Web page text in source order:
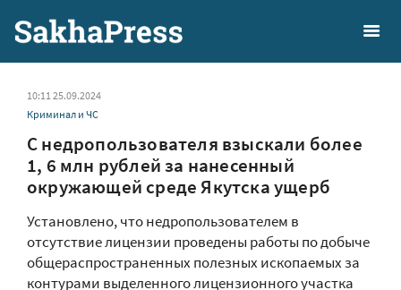
10:11 25.09.2024
Криминал и ЧС
С недропользователя взыскали более
1, 6 млн рублей за нанесенный
окружающей среде Якутска ущерб
Установлено, что недропользователем в
отсутствие лицензии проведены работы по добыче
общераспространенных полезных ископаемых за
контурами выделенного лицензионного участка